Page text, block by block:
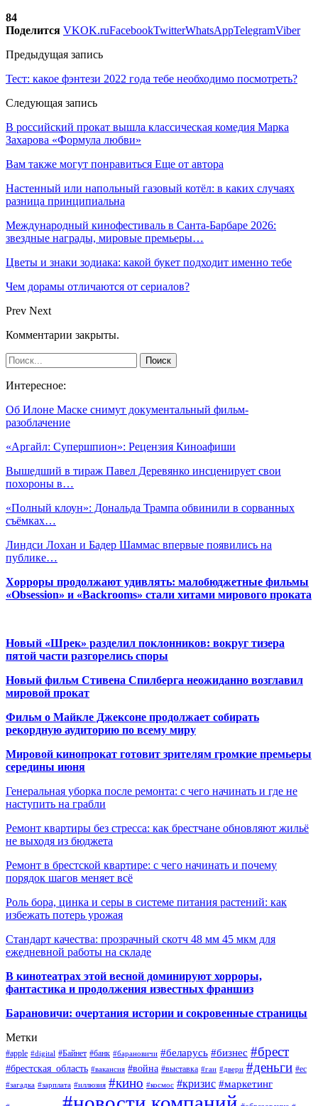
84
Поделится VKOK.ruFacebookTwitterWhatsAppTelegramViber
Предыдущая запись
Тест: какое фэнтези 2022 года тебе необходимо посмотреть?
Следующая запись
В российский прокат вышла классическая комедия Марка
Захарова «Формула любви»
Вам также могут понравиться Еще от автора
Настенный или напольный газовый котёл: в каких случаях
разница принципиальна
Международный кинофестиваль в Санта-Барбаре 2026:
звездные награды, мировые премьеры…
Цветы и знаки зодиака: какой букет подходит именно тебе
Чем дорамы отличаются от сериалов?
Prev Next
Комментарии закрыты.
Интересное:
Об Илоне Маске снимут документальный фильм-
разоблачение
«Аргайл: Супершпион»: Рецензия Киноафиши
Вышедший в тираж Павел Деревянко инсценирует свои
похороны в…
«Полный клоун»: Дональда Трампа обвинили в сорванных
съёмках…
Линдси Лохан и Бадер Шаммас впервые появились на
публике…
Хорроры продолжают удивлять: малобюджетные фильмы
«Obsession» и «Backrooms» стали хитами мирового проката
Новый «Шрек» разделил поклонников: вокруг тизера
пятой части разгорелись споры
Новый фильм Стивена Спилберга неожиданно возглавил
мировой прокат
Фильм о Майкле Джексоне продолжает собирать
рекордную аудиторию по всему миру
Мировой кинопрокат готовит зрителям громкие премьеры
середины июня
Генеральная уборка после ремонта: с чего начинать и где не
наступить на грабли
Ремонт квартиры без стресса: как брестчане обновляют жильё
не выходя из бюджета
Ремонт в брестской квартире: с чего начинать и почему
порядок шагов меняет всё
Роль бора, цинка и серы в системе питания растений: как
избежать потерь урожая
Стандарт качества: прозрачный скотч 48 мм 45 мкм для
ежедневной работы на складе
В кинотеатрах этой весной доминируют хорроры,
фантастика и продолжения известных франшиз
Барановичи: очертания истории и сокровенные страницы
Метки
#apple #digital #Байнет #банк #барановичи #беларусь #бизнес #брест
#брестская_область #вакансия #война #выставка #гаи #двери #деньги #ес
#загадка #зарплата #иллюзия #кино #космос #кризис #маркетинг